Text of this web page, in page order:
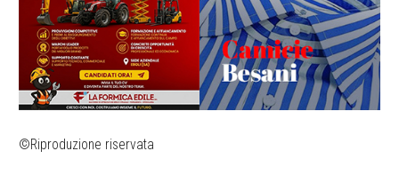
©Riproduzione riservata